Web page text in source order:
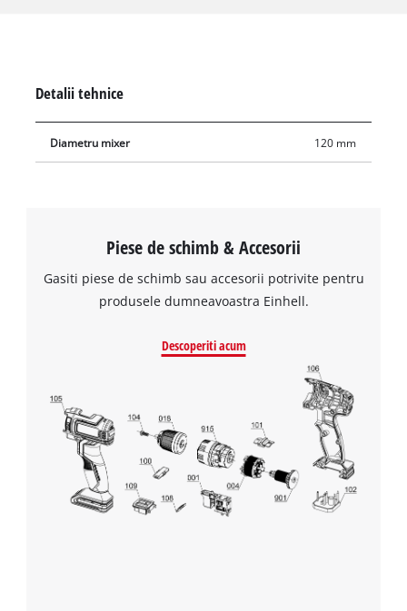
mixer include un mixer pentru vopsea si un mixer pentru
mortar.
Detalii tehnice
Diametru mixer 120 mm
Piese de schimb & Accesorii
Gasiti piese de schimb sau accesorii potrivite pentru
produsele dumneavoastra Einhell.
Descoperiti acum